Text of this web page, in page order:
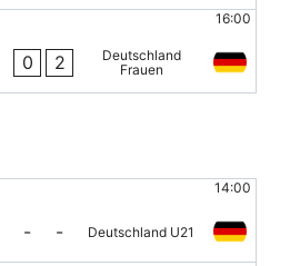
16:00
0 2
Deutschland
Frauen
14:00
- - Deutschland U21